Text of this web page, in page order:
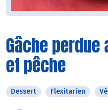
Gâche
et pêche
Dessert Flexitarien